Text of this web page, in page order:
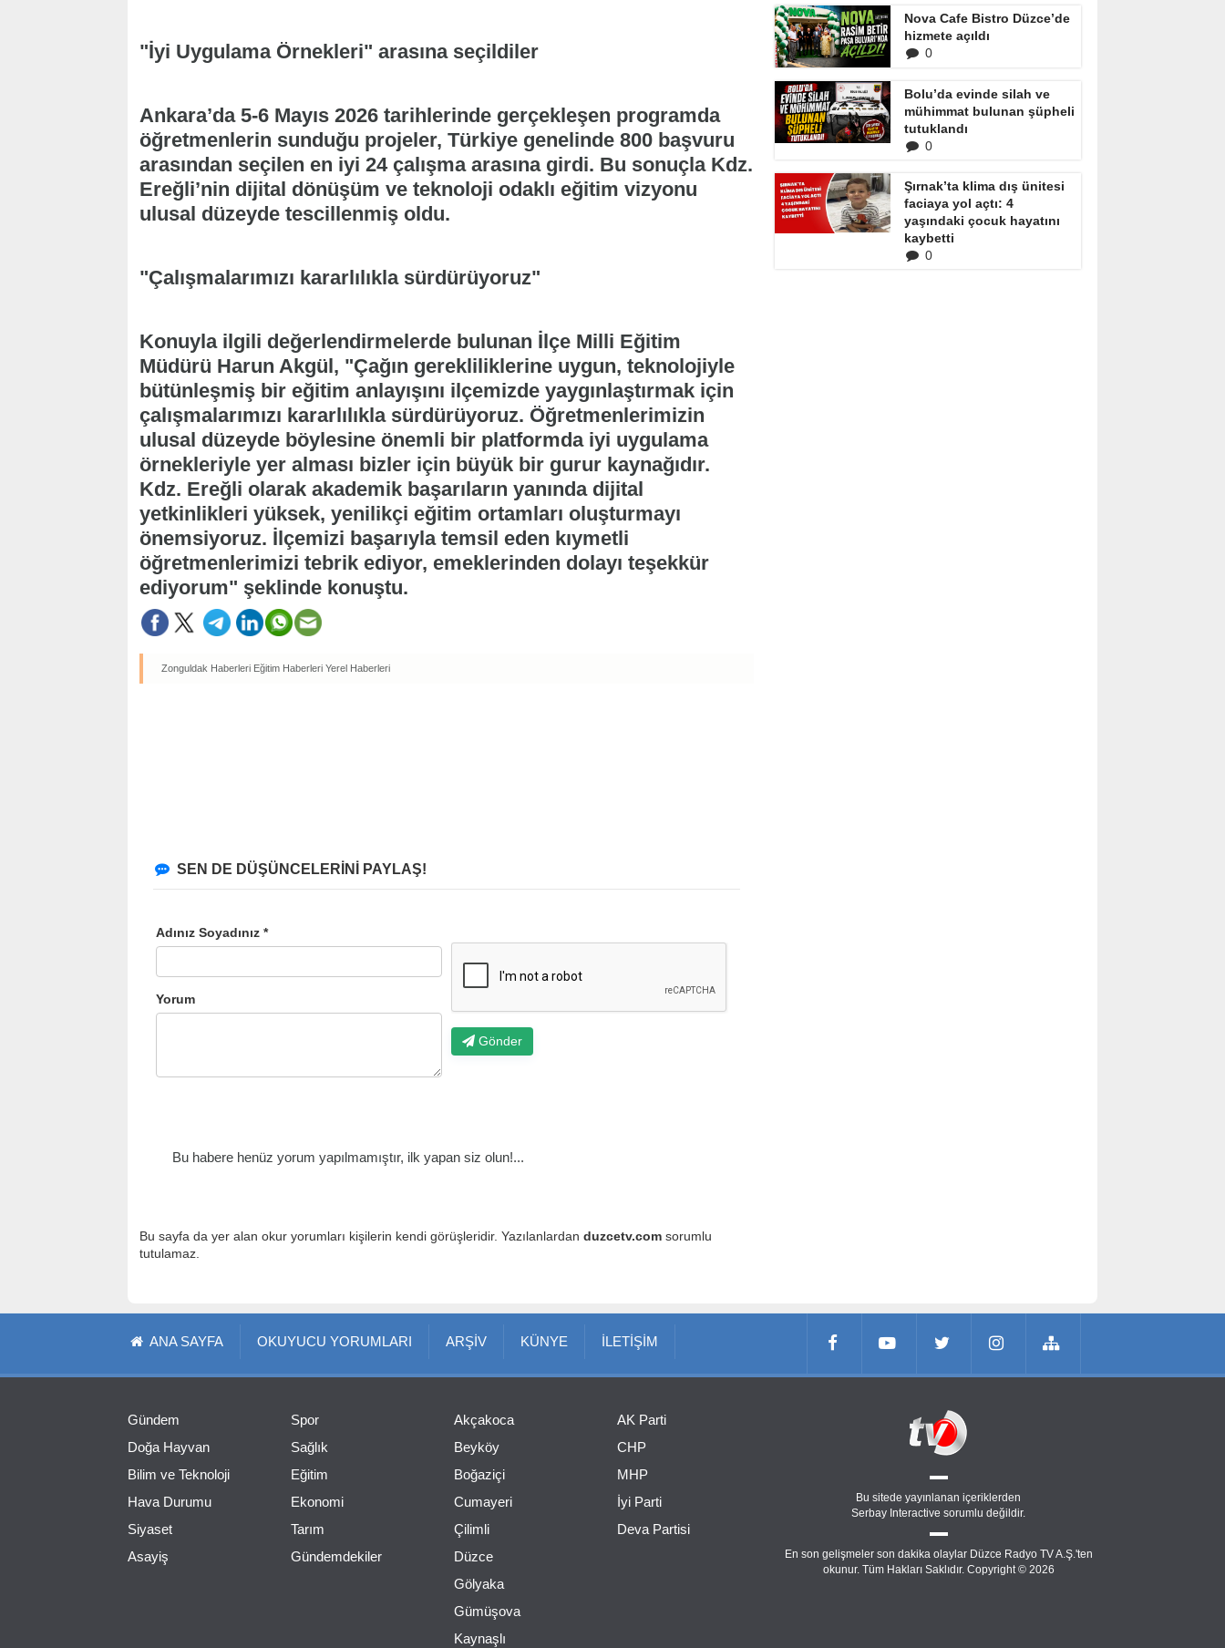
"İyi Uygulama Örnekleri" arasına seçildiler
Ankara’da 5-6 Mayıs 2026 tarihlerinde gerçekleşen programda
öğretmenlerin sunduğu projeler, Türkiye genelinde 800 başvuru
arasından seçilen en iyi 24 çalışma arasına girdi. Bu sonuçla Kdz.
Ereğli’nin dijital dönüşüm ve teknoloji odaklı eğitim vizyonu
ulusal düzeyde tescillenmiş oldu.
"Çalışmalarımızı kararlılıkla sürdürüyoruz"
Konuyla ilgili değerlendirmelerde bulunan İlçe Milli Eğitim
Müdürü Harun Akgül, "Çağın gerekliliklerine uygun, teknolojiyle
bütünleşmiş bir eğitim anlayışını ilçemizde yaygınlaştırmak için
çalışmalarımızı kararlılıkla sürdürüyoruz. Öğretmenlerimizin
ulusal düzeyde böylesine önemli bir platformda iyi uygulama
örnekleriyle yer alması bizler için büyük bir gurur kaynağıdır.
Kdz. Ereğli olarak akademik başarıların yanında dijital
yetkinlikleri yüksek, yenilikçi eğitim ortamları oluşturmayı
önemsiyoruz. İlçemizi başarıyla temsil eden kıymetli
öğretmenlerimizi tebrik ediyor, emeklerinden dolayı teşekkür
ediyorum" şeklinde konuştu.
Zonguldak Haberleri Eğitim Haberleri Yerel Haberleri
SEN DE DÜŞÜNCELERİNİ PAYLAŞ!
Adınız Soyadınız *
Yorum
Gönder
Bu habere henüz yorum yapılmamıştır, ilk yapan siz olun!...
Bu sayfa da yer alan okur yorumları kişilerin kendi görüşleridir. Yazılanlardan duzcetv.com sorumlu
tutulamaz.
Nova Cafe Bistro Düzce’de
hizmete açıldı
0
Bolu’da evinde silah ve
mühimmat bulunan şüpheli
tutuklandı
0
Şırnak’ta klima dış ünitesi
faciaya yol açtı: 4
yaşındaki çocuk hayatını
kaybetti
0
ANA SAYFA OKUYUCU YORUMLARI ARŞİV KÜNYE İLETİŞİM
Gündem
Doğa Hayvan
Bilim ve Teknoloji
Hava Durumu
Siyaset
Asayiş
Spor
Sağlık
Eğitim
Ekonomi
Tarım
Gündemdekiler
Akçakoca
Beyköy
Boğaziçi
Cumayeri
Çilimli
Düzce
Gölyaka
Gümüşova
Kaynaşlı
AK Parti
CHP
MHP
İyi Parti
Deva Partisi
Bu sitede yayınlanan içeriklerden
Serbay Interactive sorumlu değildir.
En son gelişmeler son dakika olaylar Düzce Radyo TV A.Ş.'ten
okunur. Tüm Hakları Saklıdır. Copyright © 2026